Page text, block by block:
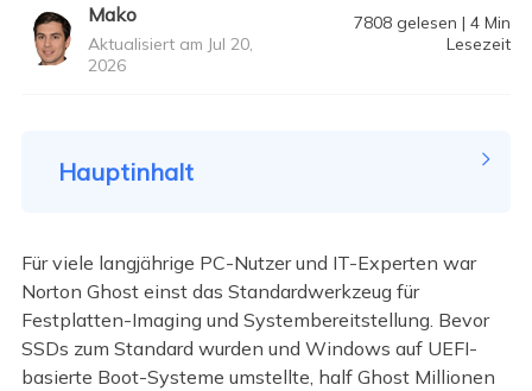
Mako
Aktualisiert am Jul 20,
2026
7808 gelesen |4 Min
Lesezeit
Hauptinhalt
Für viele langjährige PC-Nutzer und IT-Experten war
Norton Ghost einst das Standardwerkzeug für
Festplatten-Imaging und Systembereitstellung. Bevor
SSDs zum Standard wurden und Windows auf UEFI-
basierte Boot-Systeme umstellte, half Ghost Millionen